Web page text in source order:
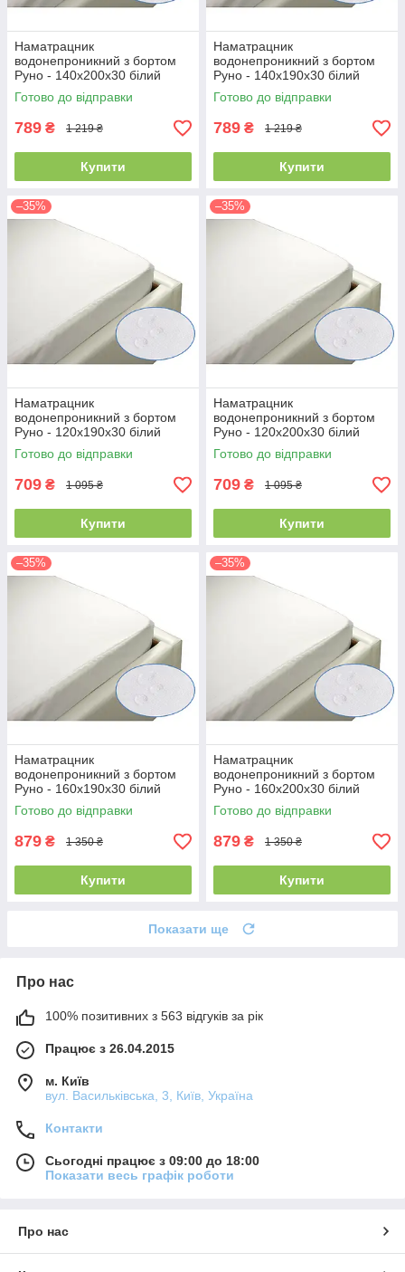
Наматрацник
водонепроникний з бортом
Руно - 140x200x30 білий
(21382)
Готово до відправки
789 ₴ 1 219 ₴
Купити
Наматрацник
водонепроникний з бортом
Руно - 140x190x30 білий
(21387)
Готово до відправки
789 ₴ 1 219 ₴
Купити
–35%
Наматрацник
водонепроникний з бортом
Руно - 120x190x30 білий
(21386)
Готово до відправки
709 ₴ 1 095 ₴
Купити
–35%
Наматрацник
водонепроникний з бортом
Руно - 120x200x30 білий
(21381)
Готово до відправки
709 ₴ 1 095 ₴
Купити
–35%
Наматрацник
водонепроникний з бортом
Руно - 160x190x30 білий
(21388)
Готово до відправки
879 ₴ 1 350 ₴
Купити
–35%
Наматрацник
водонепроникний з бортом
Руно - 160x200x30 білий
(21383)
Готово до відправки
879 ₴ 1 350 ₴
Купити
Показати ще
Про нас
100% позитивних з 563 відгуків за рік
Працює з 26.04.2015
м. Київ
вул. Васильківська, 3, Київ, Україна
Контакти
Сьогодні працює з 09:00 до 18:00
Показати весь графік роботи
Про нас